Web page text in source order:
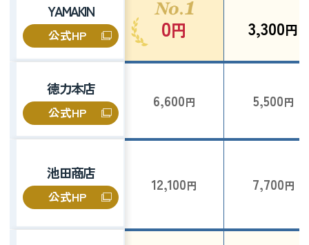
YAMAKIN
公式HP 0円 3,300円
徳力本店
公式HP
6,600円 5,500円
池田商店
公式HP
12,100円 7,700円